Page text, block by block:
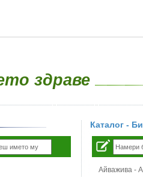
здраве
Каталог -
Айважива -